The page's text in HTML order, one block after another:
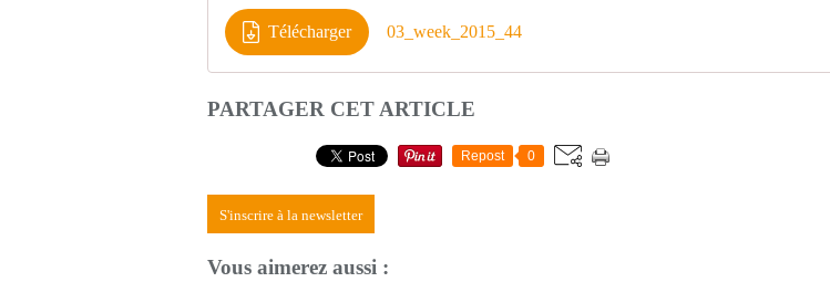
Télécharger 03_week_2015_44
PARTAGER CET ARTICLE
Repost 0
S'inscrire à la newsletter
Vous aimerez aussi :